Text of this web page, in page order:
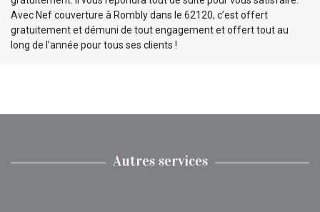
Avec Nef couverture à Rombly dans le 62120, c’est offert
gratuitement et démuni de tout engagement et offert tout au
long de l’année pour tous ses clients !
Autres services